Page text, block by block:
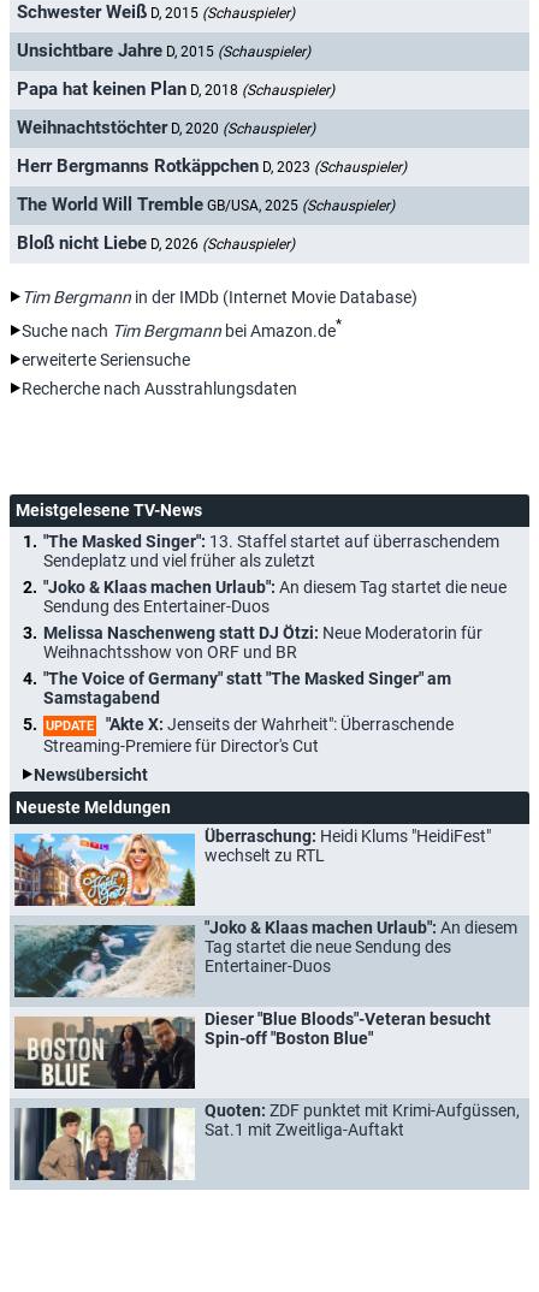
Schwester Weiß D, 2015 (Schauspieler)
Unsichtbare Jahre D, 2015 (Schauspieler)
Papa hat keinen Plan D, 2018 (Schauspieler)
Weihnachtstöchter D, 2020 (Schauspieler)
Herr Bergmanns Rotkäppchen D, 2023 (Schauspieler)
The World Will Tremble GB/USA, 2025 (Schauspieler)
Bloß nicht Liebe D, 2026 (Schauspieler)
Tim Bergmann in der IMDb (Internet Movie Database)
Suche nach Tim Bergmann bei Amazon.de*
erweiterte Seriensuche
Recherche nach Ausstrahlungsdaten
Meistgelesene TV-News
"The Masked Singer": 13. Staffel startet auf überraschendem
Sendeplatz und viel früher als zuletzt
"Joko & Klaas machen Urlaub": An diesem Tag startet die neue
Sendung des Entertainer-Duos
Melissa Naschenweng statt DJ Ötzi: Neue Moderatorin für
Weihnachtsshow von ORF und BR
"The Voice of Germany" statt "The Masked Singer" am
Samstagabend
UPDATE "Akte X: Jenseits der Wahrheit": Überraschende
Streaming-Premiere für Director's Cut
Newsübersicht
Neueste Meldungen
Überraschung: Heidi Klums "HeidiFest"
wechselt zu RTL
"Joko & Klaas machen Urlaub": An diesem
Tag startet die neue Sendung des
Entertainer-Duos
Dieser "Blue Bloods"-Veteran besucht
Spin-off "Boston Blue"
Quoten: ZDF punktet mit Krimi-Aufgüssen,
Sat.1 mit Zweitliga-Auftakt